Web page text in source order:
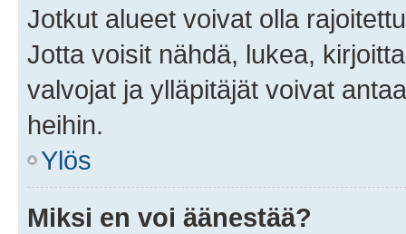
Jotkut alueet voivat olla
Jotta voisit nähdä, lukea,
valvojat ja ylläpitäjät voivat
heihin.
Ylös
Miksi en voi äänestää?